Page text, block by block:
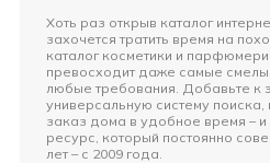
Хоть раз открыв каталог
захочется тратить время на
каталог косметики и
превосходит даже самые
любые требования. Добавьте к
универсальную систему поиска,
заказ дома в удобное время –
ресурс, который постоянно
лет – с 2009 года.